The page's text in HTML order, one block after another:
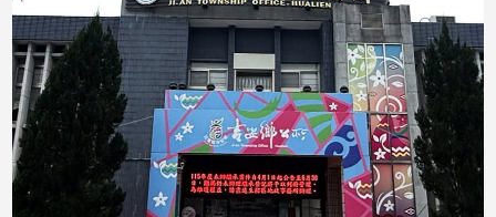
電
影
推
薦
科
技/
戲